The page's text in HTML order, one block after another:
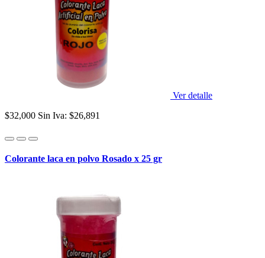
Ver detalle
$32,000 Sin Iva: $26,891
Colorante laca en polvo Rosado x 25 gr